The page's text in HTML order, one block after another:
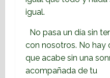
igual.
No pasa un día sin
con nosotros. No hay
que acabe sin una
acompañada de tu